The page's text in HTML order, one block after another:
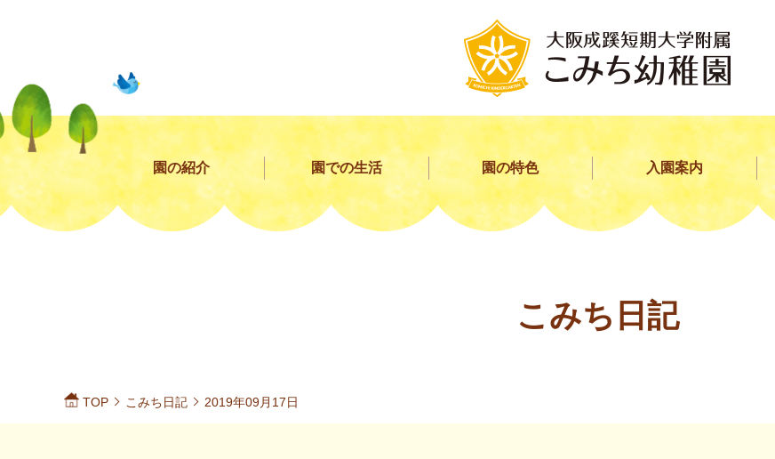
園の紹介 園での生活 園の特色 入園案内
こみち日記
TOP こみち日記 2019年09月17日